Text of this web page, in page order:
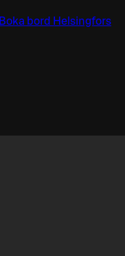
Boka bord Helsingfors